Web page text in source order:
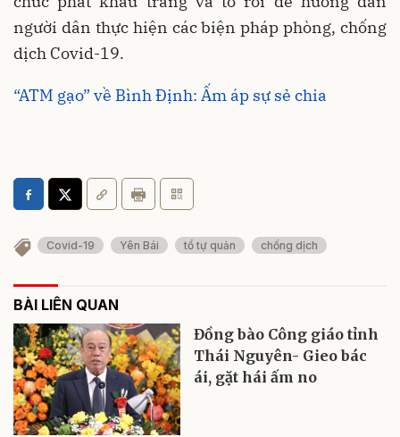
người dân thực hiện các biện pháp phòng, chống
dịch Covid-19.
“ATM gạo” về Bình Định: Ấm áp sự sẻ chia
Covid-19 Yên Bái tổ tự quản chống dịch
BÀI LIÊN QUAN
Đồng bào Công giáo tỉnh
Thái Nguyên- Gieo bác
ái, gặt hái ấm no